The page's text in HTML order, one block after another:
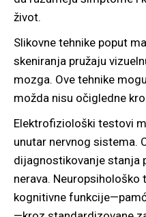
život.
Slikovne tehnike poput
skeniranja pružaju
mozga. Ove tehnike
možda nisu očigledne
Elektrofiziološki testovi
unutar nervnog sistema.
dijagnostikovanje stanja
nerava.
kognitivne